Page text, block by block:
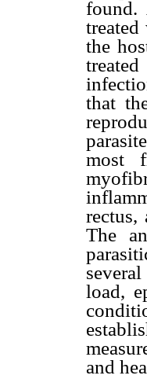
found.
the
that
most
rectus,
The
load,
and